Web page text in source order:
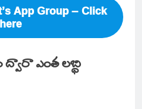
App Group – Click
here
ఎంత లబ్ధి